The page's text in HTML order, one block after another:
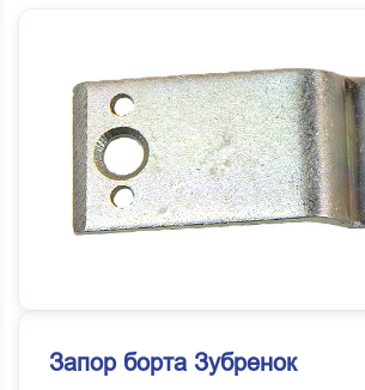
Запор борта Зубренок